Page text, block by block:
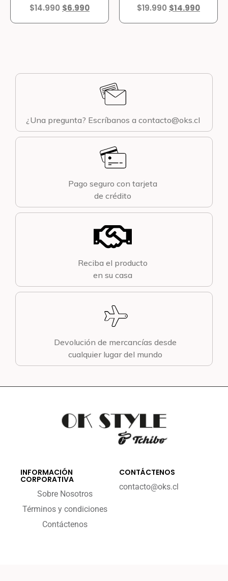
$14.990 $6.990
$19.990 $14.990
¿Una pregunta? Escríbanos a contacto@oks.cl
Pago seguro con tarjeta
de crédito
Reciba el producto
en su casa
Devolución de mercancías desde
cualquier lugar del mundo
INFORMACIÓN
CORPORATIVA
Sobre Nosotros
Términos y condiciones
Contáctenos
CONTÁCTENOS
contacto@oks.cl